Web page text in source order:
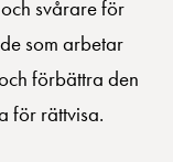
svårare för
som arbetar
förbättra den
för rättvisa.